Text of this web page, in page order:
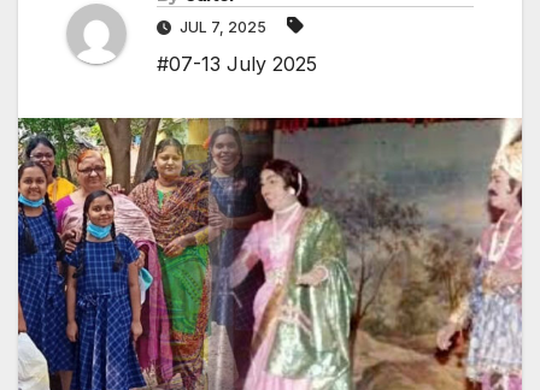
JUL 7, 2025
#07-13 July 2025